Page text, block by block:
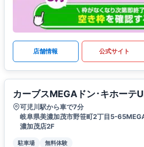
店舗情報 公式サイト
カーブスMEGAドン･キホーテ
可児川駅から車で7分
岐阜県美濃加茂市野笹町2丁目5-
濃加茂店2F
駐車場 無料体験